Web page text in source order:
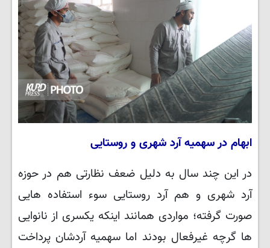
ابهام در سهمیه آرد شهری و روستایی
در این چند سال به دلیل ضعف نظارتی هم در حوزه
آرد شهری و هم آرد روستایی سوء استفاده هایی
صورت گرفته؛ مواردی همانند اینکه یکسری از نانوایی
ها گرچه غیرفعال بودند اما سهمیه آردشان پرداخت